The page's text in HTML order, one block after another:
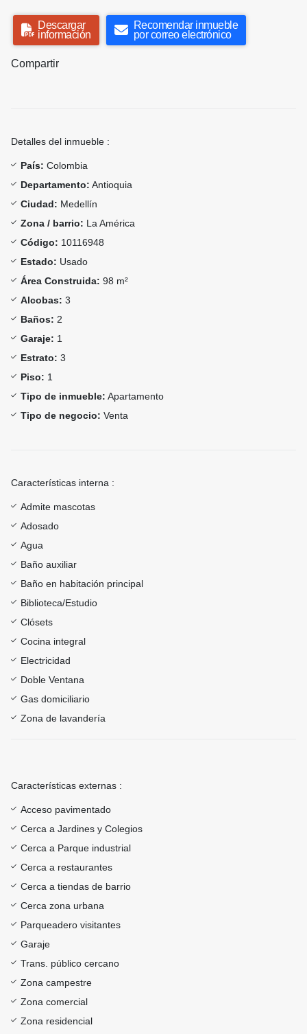
Descargar
información
Recomendar inmueble
por correo electrónico
Compartir
Detalles del inmueble :
País: Colombia
Departamento: Antioquia
Ciudad: Medellín
Zona / barrio: La América
Código: 10116948
Estado: Usado
Área Construida: 98 m²
Alcobas: 3
Baños: 2
Garaje: 1
Estrato: 3
Piso: 1
Tipo de inmueble: Apartamento
Tipo de negocio: Venta
Características interna :
Admite mascotas
Adosado
Agua
Baño auxiliar
Baño en habitación principal
Biblioteca/Estudio
Clósets
Cocina integral
Electricidad
Doble Ventana
Gas domiciliario
Zona de lavandería
Características externas :
Acceso pavimentado
Cerca a Jardines y Colegios
Cerca a Parque industrial
Cerca a restaurantes
Cerca a tiendas de barrio
Cerca zona urbana
Parqueadero visitantes
Garaje
Trans. público cercano
Zona campestre
Zona comercial
Zona residencial